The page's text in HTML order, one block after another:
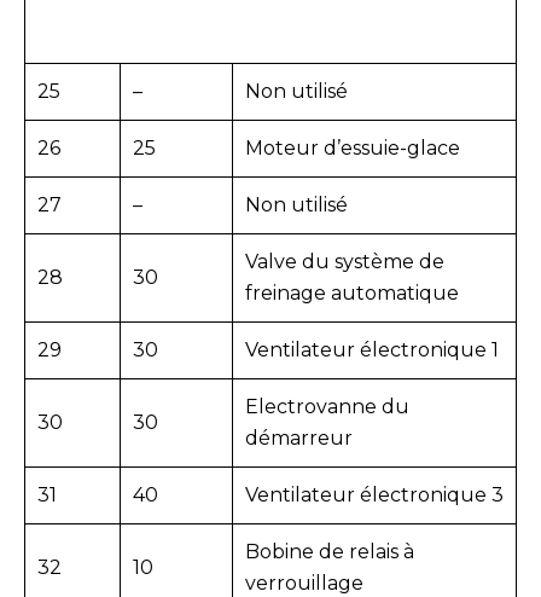
25 – Non utilisé
26 25 Moteur d’essuie-glace
27 – Non utilisé
28 30
Valve du système de
freinage automatique
29 30 Ventilateur électronique 1
30 30
Electrovanne du
démarreur
31 40 Ventilateur électronique 3
32 10
Bobine de relais à
verrouillage